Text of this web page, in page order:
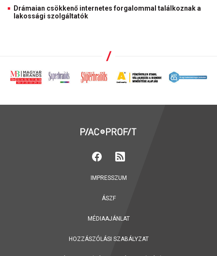
Drámaian csökkenő internetes forgalommal találkoznak a
lakossági szolgáltatók
IMPRESSZUM
ÁSZF
MÉDIAAJÁNLAT
HOZZÁSZÓLÁSI SZABÁLYZAT